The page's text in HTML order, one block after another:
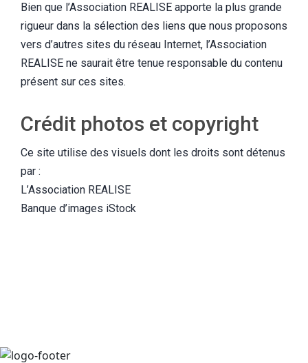
Bien que l’Association REALISE apporte la plus grande
rigueur dans la sélection des liens que nous proposons
vers d’autres sites du réseau Internet, l’Association
REALISE ne saurait être tenue responsable du contenu
présent sur ces sites.
Crédit photos et copyright
Ce site utilise des visuels dont les droits sont détenus
par :
L’Association REALISE
Banque d’images iStock